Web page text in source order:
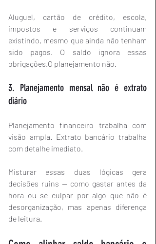
Aluguel, cartão de crédito, escola,
impostos e serviços continuam
existindo, mesmo que ainda não tenham
sido pagos. O saldo ignora essas
obrigações.O planejamento não.
3. Planejamento mensal não é extrato
diário
Planejamento financeiro trabalha com
visão ampla. Extrato bancário trabalha
com detalhe imediato.
Misturar essas duas lógicas gera
decisões ruins — como gastar antes da
hora ou se culpar por algo que não é
desorganização, mas apenas diferença
de leitura.